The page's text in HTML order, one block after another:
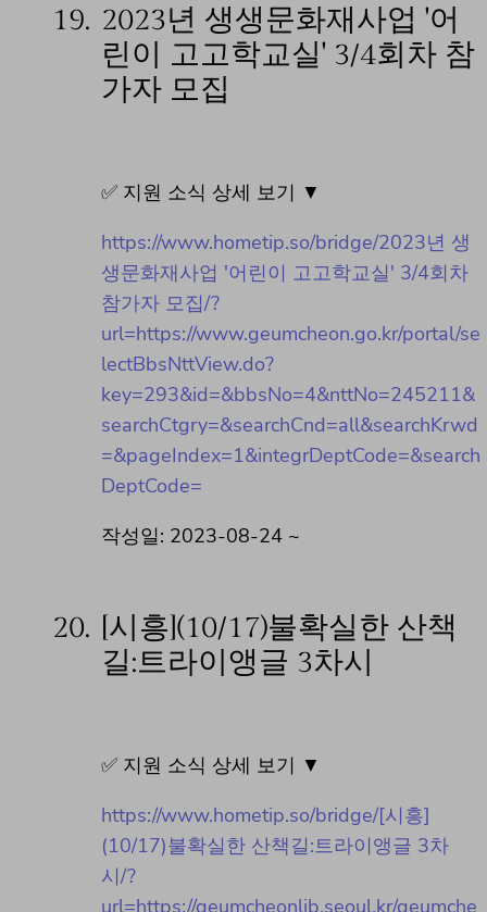
19. 2023년 생생문화재사업 '어
린이 고고학교실' 3/4회차 참
가자 모집
✅ 지원 소식 상세 보기 ▼
https://www.hometip.so/bridge/2023년 생
생문화재사업 '어린이 고고학교실' 3/4회차
참가자 모집/?
url=https://www.geumcheon.go.kr/portal/se
lectBbsNttView.do?
key=293&id=&bbsNo=4&nttNo=245211&
searchCtgry=&searchCnd=all&searchKrwd
=&pageIndex=1&integrDeptCode=&search
DeptCode=
작성일: 2023-08-24 ~
20. [시흥](10/17)불확실한 산책
길:트라이앵글 3차시
✅ 지원 소식 상세 보기 ▼
https://www.hometip.so/bridge/[시흥]
(10/17)불확실한 산책길:트라이앵글 3차
시/?
url=https://geumcheonlib.seoul.kr/geumche